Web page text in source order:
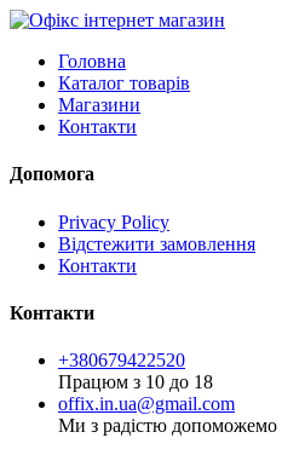
Головна
Каталог товарів
Магазини
Контакти
Допомога
Privacy Policy
Відстежити замовлення
Контакти
Контакти
+380679422520
Працюм з 10 до 18
offix.in.ua@gmail.com
Ми з радістю допоможемо